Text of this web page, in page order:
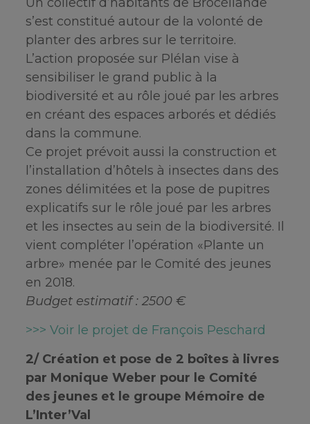
Un collectif d’habitants de Brocéliande
s’est constitué autour de la volonté de
planter des arbres sur le territoire.
L’action proposée sur Plélan vise à
sensibiliser le grand public à la
biodiversité et au rôle joué par les arbres
en créant des espaces arborés et dédiés
dans la commune.
Ce projet prévoit aussi la construction et
l’installation d’hôtels à insectes dans des
zones délimitées et la pose de pupitres
explicatifs sur le rôle joué par les arbres
et les insectes au sein de la biodiversité. Il
vient compléter l’opération «Plante un
arbre» menée par le Comité des jeunes
en 2018.
Budget estimatif : 2500 €
>>> Voir le projet de François Peschard
2/ Création et pose de 2 boîtes à livres
par Monique Weber pour le Comité
des jeunes et le groupe Mémoire de
L’Inter’Val